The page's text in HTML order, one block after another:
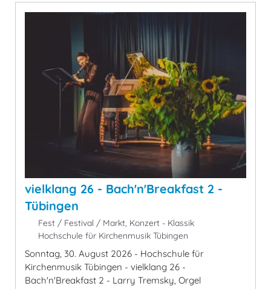
vielklang 26 - Bach'n'Breakfast 2 -
Tübingen
Fest / Festival / Markt, Konzert - Klassik
Hochschule für Kirchenmusik Tübingen
Sonntag, 30. August 2026 - Hochschule für
Kirchenmusik Tübingen - vielklang 26 -
Bach'n'Breakfast 2 - Larry Tremsky, Orgel